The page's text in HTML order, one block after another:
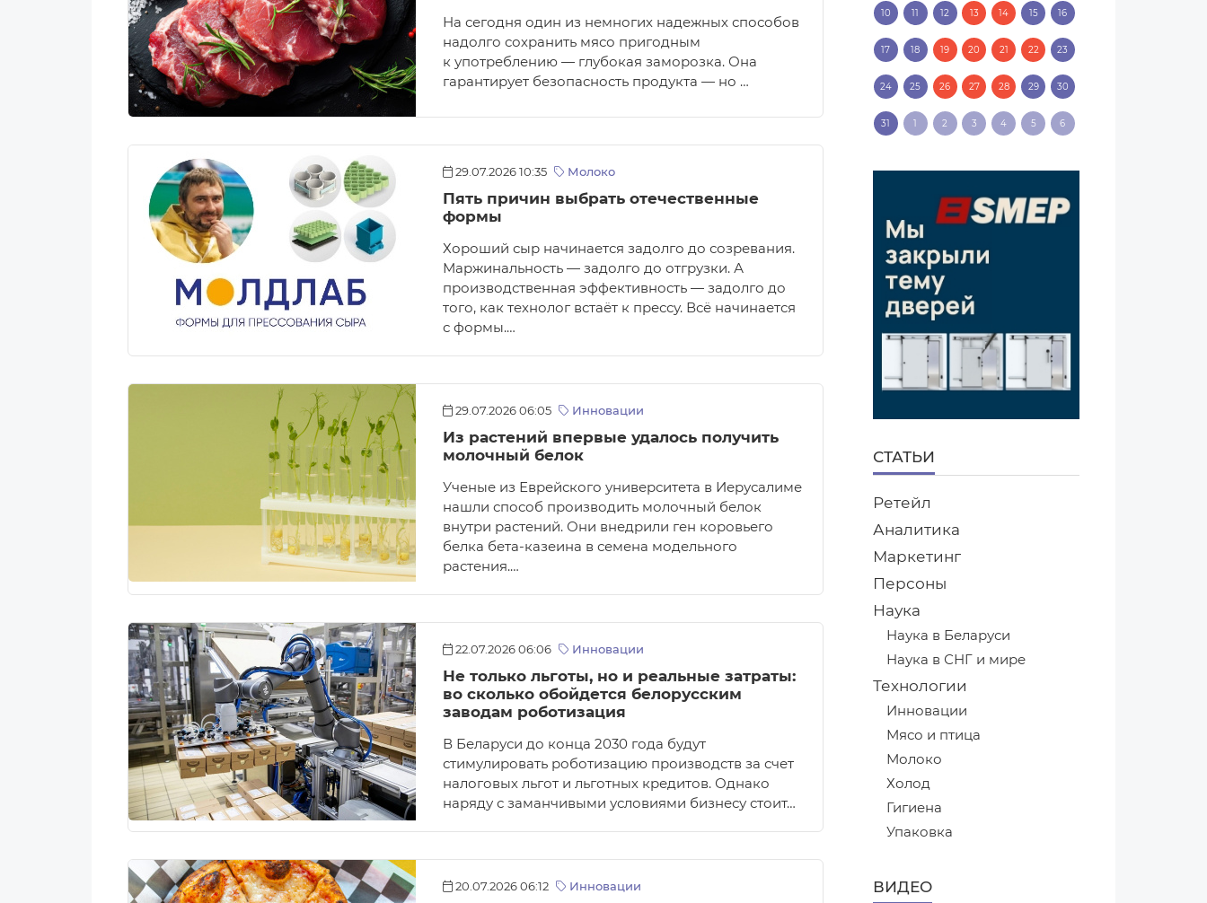
На сегодня один из немногих надежных способов
надолго сохранить мясо пригодным
к употреблению — глубокая заморозка. Она
гарантирует безопасность продукта — но …
29.07.2026 10:35 Молоко
Пять причин выбрать отечественные
формы
Хороший сыр начинается задолго до созревания.
Маржинальность — задолго до отгрузки. А
производственная эффективность — задолго до
того, как технолог встаёт к прессу. Всё начинается
с формы.…
29.07.2026 06:05 Инновации
Из растений впервые удалось получить
молочный белок
Ученые из Еврейского университета в Иерусалиме
нашли способ производить молочный белок
внутри растений. Они внедрили ген коровьего
белка бета-казеина в семена модельного
растения.…
22.07.2026 06:06 Инновации
Не только льготы, но и реальные затраты:
во сколько обойдется белорусским
заводам роботизация
В Беларуси до конца 2030 года будут
стимулировать роботизацию производств за счет
налоговых льгот и льготных кредитов. Однако
наряду с заманчивыми условиями бизнесу стоит…
20.07.2026 06:12 Инновации
10 11 12 13 14 15 16
17 18 19 20 21 22 23
24 25 26 27 28 29 30
31 1 2 3 4 5 6
СТАТЬИ
Ретейл
Аналитика
Маркетинг
Персоны
Наука
Наука в Беларуси
Наука в СНГ и мире
Технологии
Инновации
Мясо и птица
Молоко
Холод
Гигиена
Упаковка
ВИДЕО